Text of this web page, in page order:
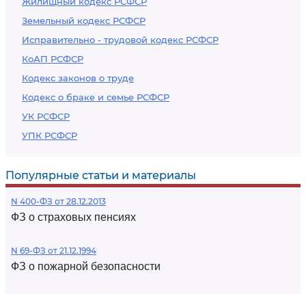
Земельный кодекс РСФСР
Исправительно - трудовой кодекс РСФСР
КоАП РСФСР
Кодекс законов о труде
Кодекс о браке и семье РСФСР
УК РСФСР
УПК РСФСР
Популярные статьи и материалы
N 400-ФЗ от 28.12.2013
ФЗ о страховых пенсиях
N 69-ФЗ от 21.12.1994
ФЗ о пожарной безопасности